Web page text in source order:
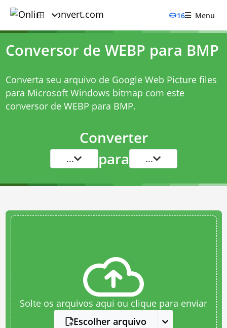
16 Menu
Conversor de WEBP para BMP
Converta seu arquivo de Google Web Picture files
para Microsoft Windows bitmap com este
conversor de WEBP para BMP.
Converter
... para ...
Solte os arquivos aqui ou clique para enviar
Escolher arquivo